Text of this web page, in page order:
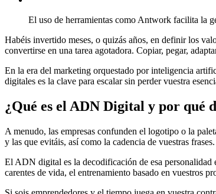
El uso de herramientas como Antwork facilita la
Habéis invertido meses, o quizás años, en definir los
convertirse en una tarea agotadora. Copiar, pegar,
En la era del marketing orquestado por inteligencia
digitales es la clave para escalar sin perder vuestra
¿Qué es el ADN Digital y por qué
A menudo, las empresas confunden el logotipo o la
y las que evitáis, así como la cadencia de vuestras
El ADN digital es la decodificación de esa personalidad
carentes de vida, el entrenamiento basado en vuestros